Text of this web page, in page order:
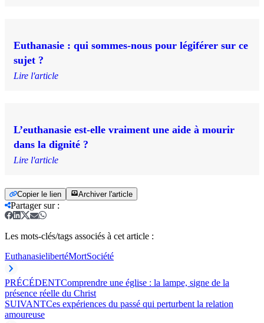
Euthanasie : qui sommes-nous pour légiférer sur ce
sujet ?
Lire l'article
L’euthanasie est-elle vraiment une aide à mourir
dans la dignité ?
Lire l'article
Copier le lien Archiver l'article
Partager sur:
Les mots-clés/tags associés à cet article :
EuthanasielibertéMortSociété
PRÉCÉDENTComprendre une église : la lampe, signe de la
présence réelle du Christ
SUIVANTCes expériences du passé qui perturbent la relation
amoureuse